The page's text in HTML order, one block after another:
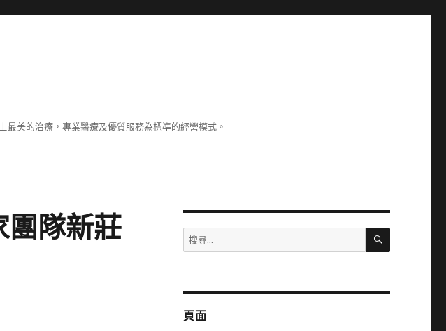
美的治療，專業醫療及優質服務為標凖的經營模式。
團隊新莊
搜
尋
字:
搜
頁面